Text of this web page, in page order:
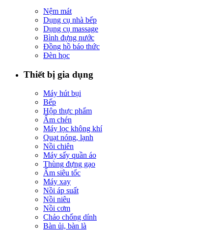
Nệm mát
Dụng cụ nhà bếp
Dụng cụ massage
Bình đựng nước
Đồng hồ báo thức
Đèn học
Thiết bị gia dụng
Máy hút bụi
Bếp
Hộp thực phẩm
Ấm chén
Máy lọc không khí
Quạt nóng, lạnh
Nồi chiên
Máy sấy quần áo
Thùng đựng gạo
Ấm siêu tốc
Máy xay
Nồi áp suất
Nồi niêu
Nồi cơm
Chảo chống dính
Bàn ủi, bàn là